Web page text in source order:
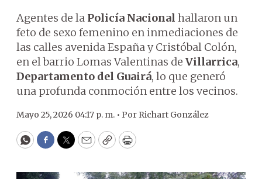
Agentes de la Policía Nacional hallaron un
feto de sexo femenino en inmediaciones de
las calles avenida España y Cristóbal Colón,
en el barrio Lomas Valentinas de Villarrica,
Departamento del Guairá, lo que generó
una profunda conmoción entre los vecinos.
Mayo 25, 2026 04:17 p. m. • Por Richart González
WhatsApp
Facebook
Twitter
EmailCopyPrint